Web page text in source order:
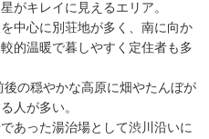
がキレイに見えるエリア。
中心に別荘地が多く、南に向か
的温暖で暮しやすく定住者も多
の穏やかな高原に畑やたんぼが
人が多い。
あった湯治場として渋川沿いに